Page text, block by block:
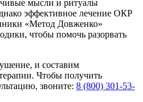
мысли и ритуалы
эффективное лечение ОКР
«Метод Довженко»
чтобы помочь разорвать
и составим
Чтобы получить
звоните: 8 (800) 301-53-